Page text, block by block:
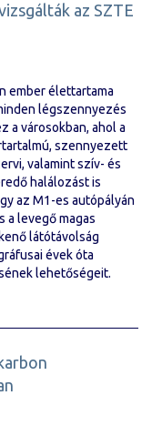
az SZTE
ember élettartama
légszennyezés
a városokban, ahol a
szennyezett
valamint szív- és
halálozást is
az M1-es autópályán
a levegő magas
látótávolság
évek óta
lehetőségeit.